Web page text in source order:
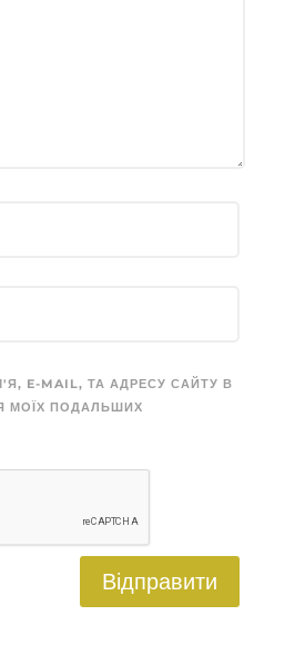
E-MAIL, ТА АДРЕСУ САЙТУ В
МОЇХ ПОДАЛЬШИХ
Відправити